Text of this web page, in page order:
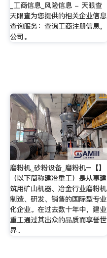
_工商信息_风险信息 - 天眼查
天眼查为您提供的相关企业信息
查询服务：查询工商注册信息，
公司。
磨粉机_砂粉设备_磨粉机–【】
（以下简称建冶重工）是从事建
筑用矿山机器、冶金行业磨粉机
制造、研发、销售的国际型专业
化企业。在过去数十年中，建业
重工通过其出众的品质而享誉世
界。